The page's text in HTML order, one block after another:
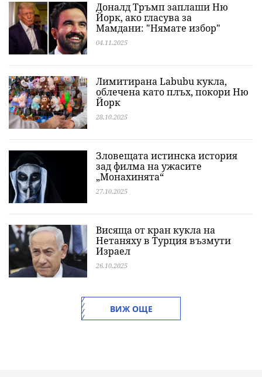
Доналд Тръмп заплаши Ню
Йорк, ако гласува за
Мамдани: "Нямате избор"
04.11.2025
Лимитирана Labubu кукла,
облечена като плъх, покори Ню
Йорк
28.10.2025
Зловещата истинска история
зад филма на ужасите
„Монахинята“
27.10.2025
Висяща от кран кукла на
Нетаняху в Турция възмути
Израел
26.10.2025
ВИЖ ОЩЕ